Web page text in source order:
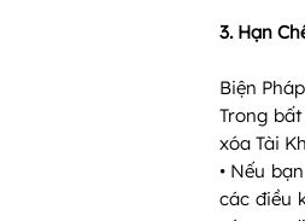
3. Hạn
Biện
Trong
xóa Tài
• Nếu
các điều